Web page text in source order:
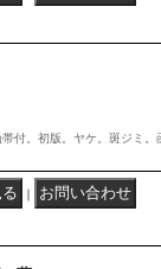
付。初版。ヤケ。斑ジミ。
｜